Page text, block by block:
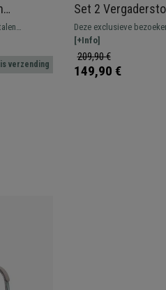
de grote
verzending
Set 2
Metalen
Deze exclusieve
uw gasten of klanten
Hun aantrekkelijke
maken hen het ideale
[+Info]
209,90 €
149,90 €